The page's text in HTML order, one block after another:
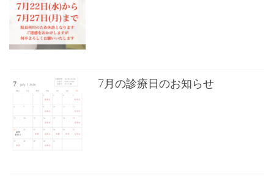
7月の診療日のお知らせ